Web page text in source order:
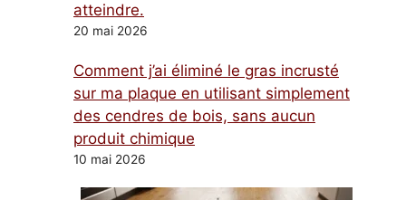
atteindre.
20 mai 2026
Comment j’ai éliminé le gras incrusté
sur ma plaque en utilisant simplement
des cendres de bois, sans aucun
produit chimique
10 mai 2026